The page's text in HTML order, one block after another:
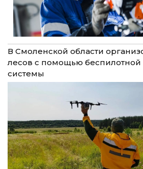
В Смоленской области
лесов с помощью
системы